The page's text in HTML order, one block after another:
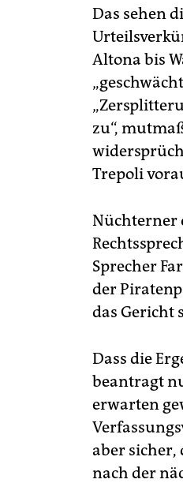
Das sehen
Altona bis
zu“,
Trepoli
Nüchterner
Sprecher
der
das Gericht
Dass die
beantragt
erwarten
aber sicher,
nach der